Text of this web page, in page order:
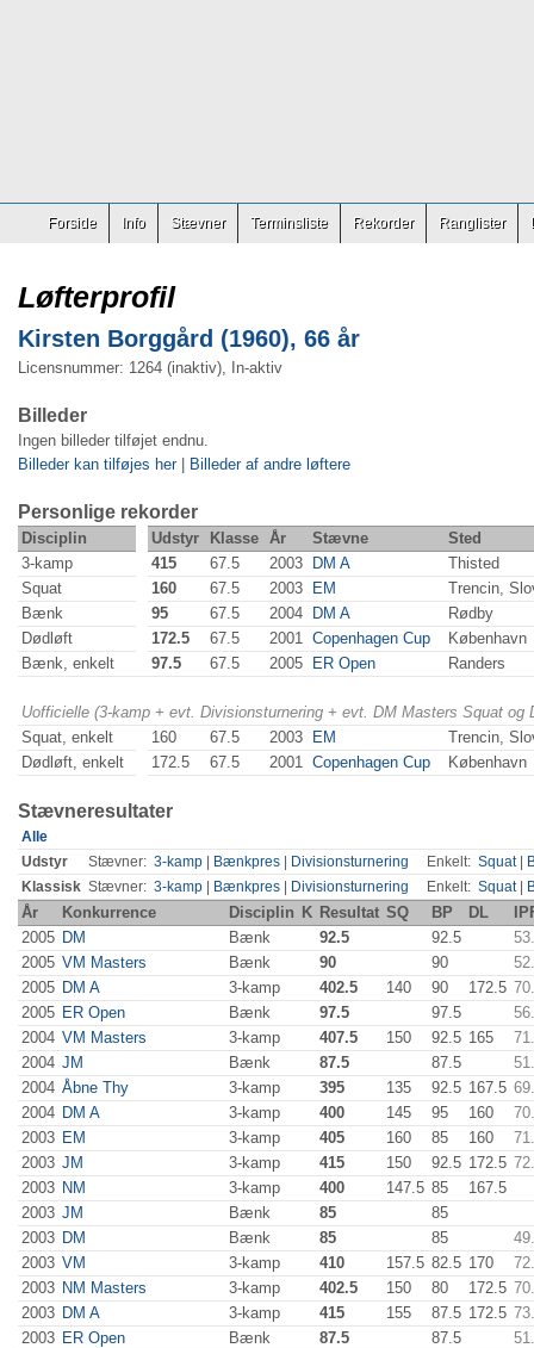
Forside Info Stævner Terminsliste Rekorder Ranglister
Løfterprofil
Kirsten Borggård (1960), 66 år
Licensnummer: 1264 (inaktiv), In-aktiv
Billeder
Ingen billeder tilføjet endnu.
Billeder kan tilføjes her| Billeder af andre løftere
Personlige rekorder
Disciplin Udstyr Klasse År Stævne
Sted
3-kamp
415 67.5 2003 DM A
Thisted
Squat
160 67.5 2003 EM
Trencin,
Bænk
95 67.5 2004 DM A
Rødby
Dødløft
172.5 67.5 2001 Copenhagen Cup
København
Bænk, enkelt
97.5 67.5 2005 ER Open Randers
Uofficielle (3-kamp + evt. Divisionsturnering + evt. DM Masters Squat
Squat, enkelt
160 67.5 2003 EM
Trencin,
Dødløft, enkelt
172.5 67.5 2001 Copenhagen Cup København
Stævneresultater
Alle
Udstyr
Stævner: 3-kamp Bænkpres Divisionsturnering Enkelt: Squat|
Klassisk Stævner: 3-kamp Bænkpres Divisionsturnering Enkelt: Squat|
År Konkurrence Disciplin K Resultat SQ BP DL
2005 DM Bænk 92.5 92.5
2005 VM Masters Bænk 90 90
2005 DM A 3-kamp 402.5 140 90 172.5
2005 ER Open Bænk 97.5 97.5
2004 VM Masters 3-kamp 407.5 150 92.5 165
2004 JM Bænk 87.5 87.5
2004 Åbne Thy 3-kamp 395 135 92.5 167.5
2004 DM A 3-kamp 400 145 95 160
2003 EM 3-kamp 405 160 85 160
2003 JM 3-kamp 415 150 92.5 172.5
2003 NM 3-kamp 400 147.5 85
167.5
2003 JM Bænk 85
85
2003 DM Bænk 85 85
2003 VM 3-kamp 410 157.5 82.5 170
2003 NM Masters 3-kamp 402.5 150 80 172.5
2003 DM A 3-kamp 415 155 87.5 172.5
2003 ER Open Bænk 87.5 87.5